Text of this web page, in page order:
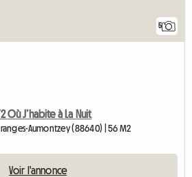
5
Où J’habite à La Nuit
Aumontzey (88640) | 56 M2
Voir l'annonce